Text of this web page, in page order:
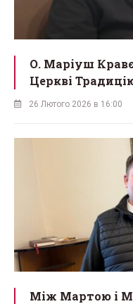
О. Маріуш
Церкві
26 Лютого 2026 в 16:00
Між Мартою і